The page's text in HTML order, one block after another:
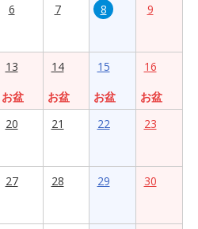
6 7 8 9
13
お盆
14
お盆
15
お盆
16
お盆
20 21 22 23
27 28 29 30